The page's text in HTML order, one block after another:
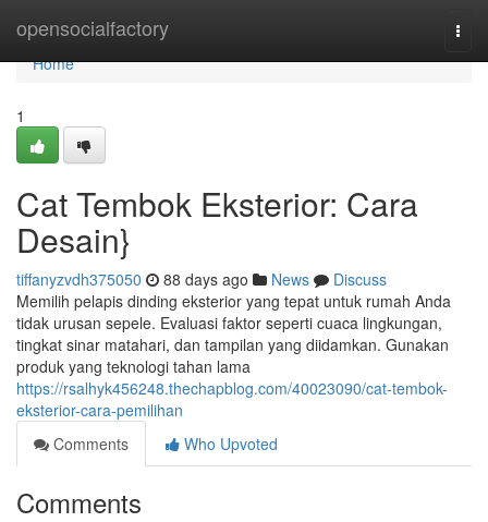
opensocialfactory
Home
Home
1
Cat Tembok Eksterior: Cara
Desain}
tiffanyzvdh375050 88 days ago News
Discuss
Memilih pelapis dinding eksterior yang tepat untuk rumah Anda
tidak urusan sepele. Evaluasi faktor seperti cuaca lingkungan,
tingkat sinar matahari, dan tampilan yang diidamkan. Gunakan
produk yang teknologi tahan lama
https://rsalhyk456248.thechapblog.com/40023090/cat-tembok-
eksterior-cara-pemilihan
Comments
Who Upvoted
Comments